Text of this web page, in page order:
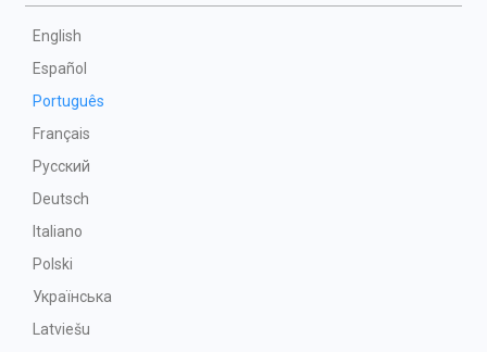
English
Español
Português
Français
Русский
Deutsch
Italiano
Polski
Українська
Latviešu